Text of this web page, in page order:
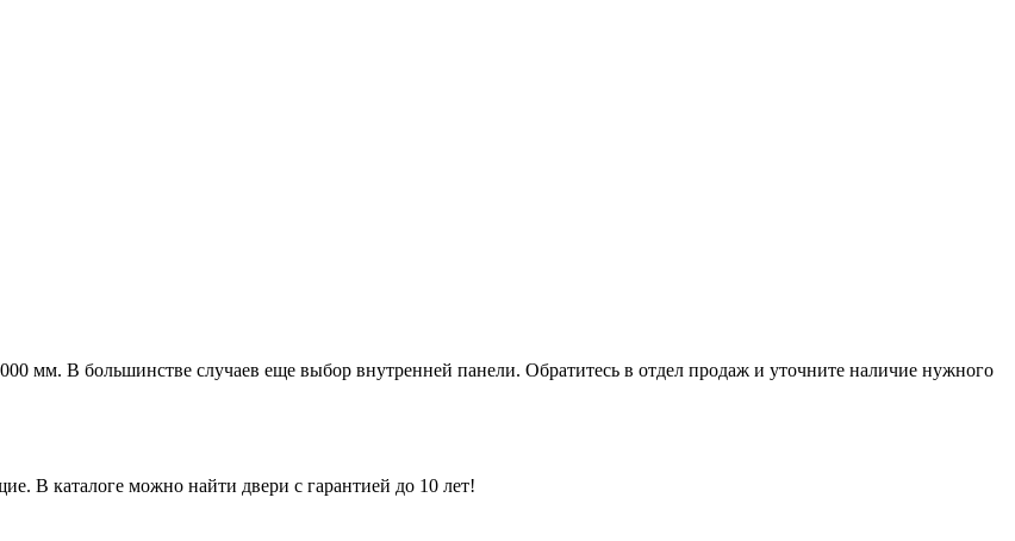
мм. В большинстве случаев еще выбор внутренней панели. Обратитесь в отдел продаж и уточните наличие нужного
В каталоге можно найти двери с гарантией до 10 лет!